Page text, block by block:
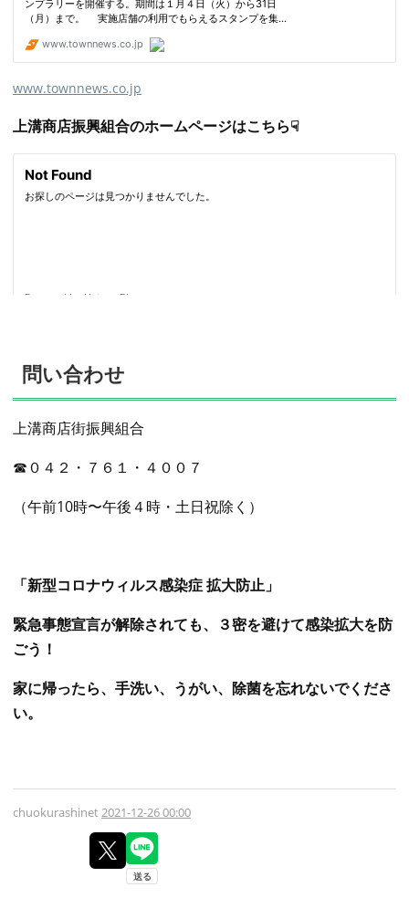
www.townnews.co.jp
上溝商店振興組合のホームページはこちら☟
問い合わせ
上溝商店街振興組合
☎０４２・７６１・４００７
（午前10時〜午後４時・土日祝除く）
「新型コロナウィルス感染症 拡大防止」
緊急事態宣言が解除されても、３密を避けて感染拡大を防
ごう！
家に帰ったら、手洗い、うがい、除菌を忘れないでくださ
い。
chuokurashinet2021-12-26 00:00